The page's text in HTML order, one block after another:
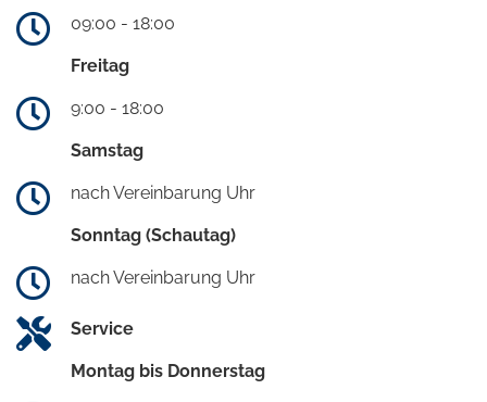
09:00 - 18:00
Freitag
9:00 - 18:00
Samstag
nach Vereinbarung Uhr
Sonntag (Schautag)
nach Vereinbarung Uhr
Service
Montag bis Donnerstag